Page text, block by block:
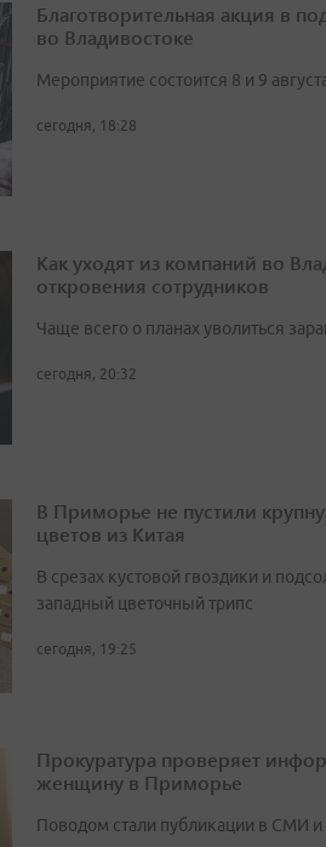
Благотворительная акция в
во Владивостоке
Мероприятие состоится 8 и 9
сегодня, 18:28
Как уходят из компаний во
откровения сотрудников
Чаще всего о планах уволиться
сегодня, 20:32
В Приморье не пустили
цветов из Китая
В срезах кустовой гвоздики и
западный цветочный трипс
сегодня, 19:25
Прокуратура проверяет
женщину в Приморье
Поводом стали публикации в СМИ и